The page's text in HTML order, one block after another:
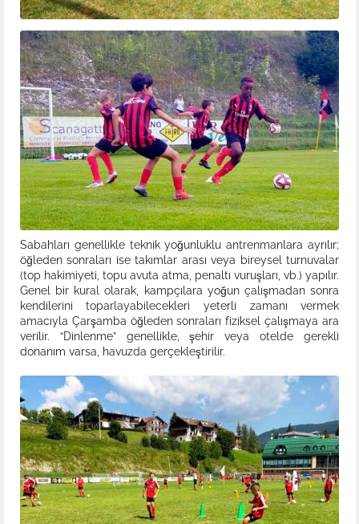
Sabahları genellikle teknik yoğunluklu antrenmanlara ayrılır;
öğleden sonraları ise takımlar arası veya bireysel turnuvalar
(top hakimiyeti, topu avuta atma, penaltı vuruşları, vb.) yapılır.
Genel bir kural olarak, kampçılara yoğun çalışmadan sonra
kendilerini toparlayabilecekleri yeterli zamanı vermek
amacıyla Çarşamba öğleden sonraları fiziksel çalışmaya ara
verilir. “Dinlenme” genellikle, şehir veya otelde gerekli
donanım varsa, havuzda gerçekleştirilir.